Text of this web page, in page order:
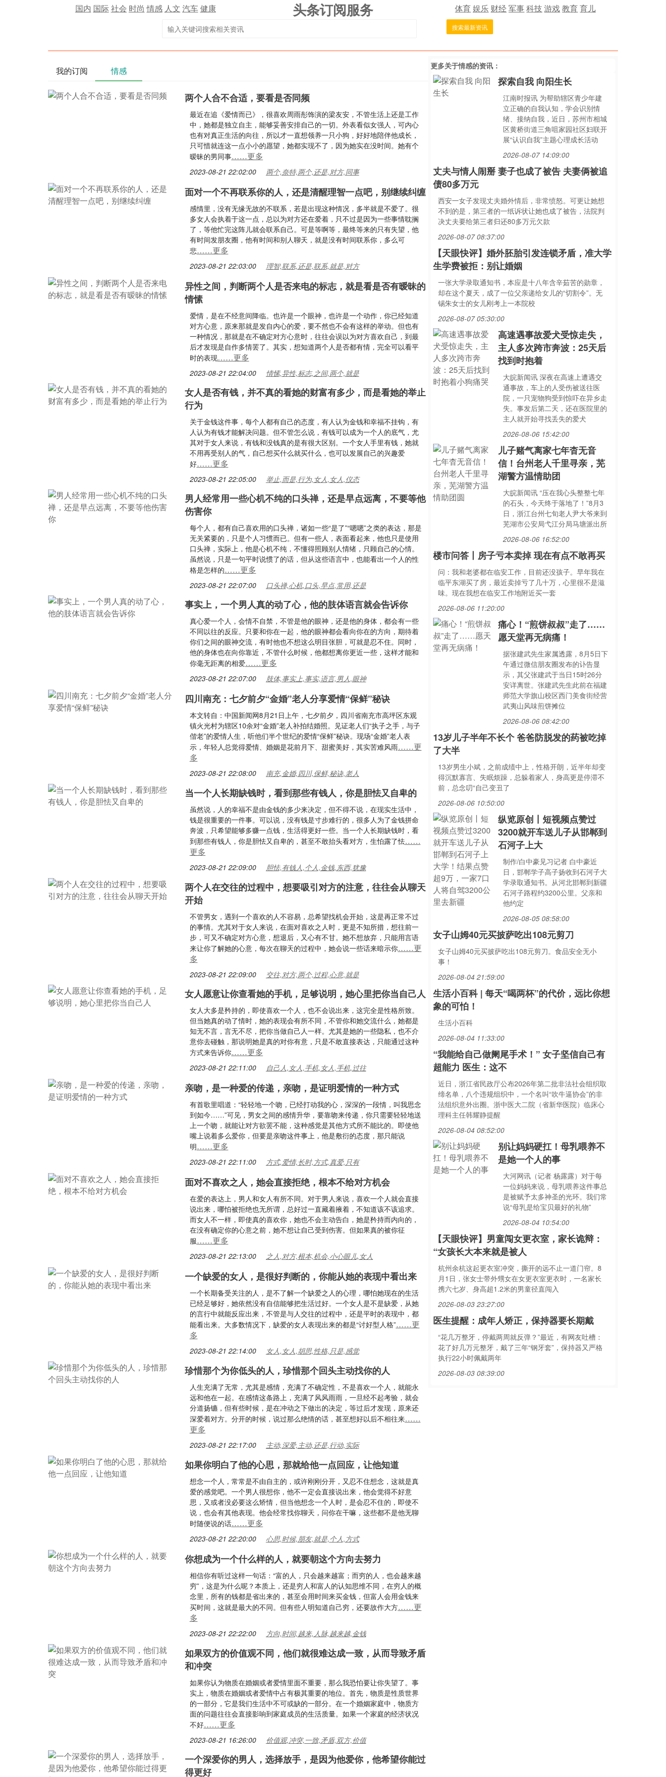
国内 国际社会 时尚 情感 人文 汽车健康 头条订阅服务 体育娱乐 财经军事科技游戏教育育儿
搜索最新资讯
我的订阅 情感
两个人合不合适，要看是否同频
最近在追《爱情而已》，很喜欢周雨彤饰演的梁友安，不管生活上还是工作
中，她都是独立自主，能够妥善安排自己的一切。外表看似女强人，可内心
也有对真正生活的向往，所以才一直想领养一只小狗，好好地陪伴他成长，
只可惜就连这一点小小的愿望，她都实现不了，因为她实在没时间。她有个
暧昧的男同事……更多
2023-08-21 22:02:00 两个,奈特,两个,还是,对方,同事
面对一个不再联系你的人，还是清醒理智一点吧，别继续纠缠
感情里，没有无缘无故的不联系，若是出现这种情况，多半就是不爱了。很
多女人会执着于这一点，总以为对方还在爱着，只不过是因为一些事情耽搁
了，等他忙完这阵儿就会联系自己。可是等啊等，最终等来的只有失望，他
有时间发朋友圈，他有时间和别人聊天，就是没有时间联系你，多么可
悲……更多
2023-08-21 22:03:00 理智,联系,还是,联系,就是,对方
异性之间，判断两个人是否来电的标志，就是看是否有暧昧的
情愫
爱情，是在不经意间降临。也许是一个眼神，也许是一个动作，你已经知道
对方心意，原来那就是发自内心的爱，要不然也不会有这样的举动。但也有
一种情况，那就是在不确定对方心意时，往往会误以为对方喜欢自己，到最
后才发现是自作多情罢了。其实，想知道两个人是否都有情，完全可以看平
时的表现……更多
2023-08-21 22:04:00 情愫,异性,标志,之间,两个,就是
女人是否有钱，并不真的看她的财富有多少，而是看她的举止
行为
关于金钱这件事，每个人都有自己的态度，有人认为金钱和幸福不挂钩，有
人认为有钱才能解决问题。但不管怎么说，有钱可以成为一个人的底气，尤
其对于女人来说，有钱和没钱真的是有很大区别。一个女人手里有钱，她就
不用再受别人的气，自己想买什么就买什么，也可以发展自己的兴趣爱
好……更多
2023-08-21 22:05:00 举止,而是,行为,女人,女人,仪态
男人经常用一些心机不纯的口头禅，还是早点远离，不要等他
伤害你
每个人，都有自己喜欢用的口头禅，诸如一些“是了”“嗯嗯”之类的表达，那是
无关紧要的，只是个人习惯而已。但有一些人，表面看起来，他也只是使用
口头禅，实际上，他是心机不纯，不懂得照顾别人情绪，只顾自己的心情。
虽然说，只是一句平时说惯了的话，但从这些语言中，也能看出一个人的性
格是怎样的……更多
2023-08-21 22:07:00 口头禅,心机,口头,早点,常用,还是
事实上，一个男人真的动了心，他的肢体语言就会告诉你
真心爱一个人，会情不自禁，不管是他的眼神，还是他的身体，都会有一些
不同以往的反应。只要和你在一起，他的眼神都会看向你在的方向，期待着
你们之间的眼神交流，有时他也不想这么明目张胆，可就是忍不住。同时，
他的身体也在向你靠近，不管什么时候，他都想离你更近一些，这样才能和
你毫无距离的相爱……更多
2023-08-21 22:07:00 肢体,事实上,事实,语言,男人,眼神
四川南充：七夕前夕“金婚”老人分享爱情“保鲜”秘诀
本文转自：中国新闻网8月21日上午，七夕前夕，四川省南充市高坪区东观
镇火光村为辖区10余对“金婚”老人补拍结婚照。见证老人们“执子之手，与子
偕老”的爱情人生，听他们半个世纪的爱情“保鲜”秘诀。现场“金婚”老人表
示，年轻人总觉得爱情、婚姻是花前月下、甜蜜美好，其实苦难风雨……更
多
2023-08-21 22:08:00 南充,金婚,四川,保鲜,秘诀,老人
当一个人长期缺钱时，看到那些有钱人，你是胆怯又自卑的
虽然说，人的幸福不是由金钱的多少来决定，但不得不说，在现实生活中，
钱是很重要的一件事。可以说，没有钱是寸步难行的，很多人为了金钱拼命
奔波，只希望能够多赚一点钱，生活得更好一些。当一个人长期缺钱时，看
到那些有钱人，你是胆怯又自卑的，甚至不敢抬头看对方，生怕露了怯……
更多
2023-08-21 22:09:00 胆怯,有钱人,个人,金钱,东西,犹豫
两个人在交往的过程中，想要吸引对方的注意，往往会从聊天
开始
不管男女，遇到一个喜欢的人不容易，总希望找机会开始，这是再正常不过
的事情。尤其对于女人来说，在面对喜欢之人时，更是不知所措，想往前一
步，可又不确定对方心意，想退后，又心有不甘。她不想放弃，只能用言语
来让你了解她的心意，每次在聊天的过程中，她会说一些话来暗示你……更
多
2023-08-21 22:09:00 交往,对方,两个,过程,心意,就是
女人愿意让你查看她的手机，足够说明，她心里把你当自己人
女人大多是矜持的，即使喜欢一个人，也不会说出来，这完全是性格所致。
但当她真的动了情时，她的表现会有所不同，不管你和她交流什么，她都是
知无不言，言无不尽，把你当做自己人一样。尤其是她的一些隐私，也不介
意你去碰触，那说明她是真的对你有意，只是不敢直接表达，只能通过这种
方式来告诉你……更多
2023-08-21 22:11:00 自己人,女人,手机,女人,手机,过往
亲吻，是一种爱的传递，亲吻，是证明爱情的一种方式
有首歌里唱道：“轻轻地一个吻，已经打动我的心，深深的一段情，叫我思念
到如今……”可见，男女之间的感情升华，要靠吻来传递，你只需要轻轻地送
上一个吻，就能让对方欲罢不能，这种感觉是其他方式所不能比的。即使他
嘴上说着多么爱你，但要是亲吻这件事上，他是敷衍的态度，那只能说
明……更多
2023-08-21 22:11:00 方式,爱情,长时,方式,真爱,只有
面对不喜欢之人，她会直接拒绝，根本不给对方机会
在爱的表达上，男人和女人有所不同。对于男人来说，喜欢一个人就会直接
说出来，哪怕被拒绝也无所谓，总好过一直藏着掖着，不知道该不该追求。
而女人不一样，即使真的喜欢你，她也不会主动告白，她是矜持而内向的，
在没有确定你的心意之前，她不想让自己受到伤害。但如果真的被你征
服……更多
2023-08-21 22:13:00 之人,对方,根本,机会,小心眼儿,女人
一个缺爱的女人，是很好判断的，你能从她的表现中看出来
一个长期备受关注的人，是不了解一个缺爱之人的心理，哪怕她现在的生活
已经足够好，她依然没有自信能够把生活过好。一个女人是不是缺爱，从她
的言行中就能反应出来，不管是与人交往的过程中，还是平时的表现中，都
能看出来。大多数情况下，缺爱的女人表现出来的都是“讨好型人格”……更
多
2023-08-21 22:14:00 女人,女人,胡思,性格,只是,感觉
珍惜那个为你低头的人，珍惜那个回头主动找你的人
人生充满了无常，尤其是感情，充满了不确定性，不是喜欢一个人，就能永
远和他在一起。在感情这条路上，充满了风风雨雨，一旦经不起考验，就会
分道扬镳，但有些时候，是在冲动之下做出的决定，等过后才发现，原来还
深爱着对方。分开的时候，说过那么绝情的话，甚至想好以后不相往来……
更多
2023-08-21 22:17:00 主动,深爱,主动,还是,行动,实际
如果你明白了他的心思，那就给他一点回应，让他知道
想念一个人，常常是不由自主的，或许刚刚分开，又忍不住想念，这就是真
爱的感觉吧。一个男人很想你，他不一定会直接说出来，他会觉得不好意
思，又或者没必要这么矫情，但当他想念一个人时，是会忍不住的，即使不
说，也会有其他表现。他会经常找你聊天，问你在干嘛，这些都不是他无聊
时随便说的话……更多
2023-08-21 22:20:00 心思,时候,朋友,就是,个人,方式
你想成为一个什么样的人，就要朝这个方向去努力
相信你有听过这样一句话：“富的人，只会越来越富；而穷的人，也会越来越
穷”，这是为什么呢？本质上，还是穷人和富人的认知思维不同，在穷人的概
念里，所有的钱都是省出来的，甚至会用时间来买金钱，但富人会用金钱来
买时间，这就是最大的不同。但有些人明知道自己穷，还要故作大方……更
多
2023-08-21 22:22:00 方向,时间,越来,人脉,越来越,金钱
如果双方的价值观不同，他们就很难达成一致，从而导致矛盾
和冲突
如果你认为物质在婚姻或者爱情里面不重要，那么我恐怕要让你失望了。事
实上，物质在婚姻或者爱情中占有极其重要的地位。首先，物质是性质世界
的一部分，它是我们生活中不可或缺的一部分。在一个婚姻家庭中，物质方
面的问题往往会直接影响到家庭成员的生活质量。如果一个家庭的经济状况
不好……更多
2023-08-21 16:26:00 价值观,冲突,一致,矛盾,双方,价值
一个深爱你的男人，选择放手，是因为他爱你，他希望你能过
得更好
更多关于情感的资讯：
探索自我 向阳生长
江南时报讯 为帮助辖区青少年建
立正确的自我认知，学会识别情
绪、接纳自我，近日，苏州市相城
区黄桥街道三角咀家园社区妇联开
展“认识自我”主题心理成长活动
2026-08-07 14:09:00
丈夫与情人闹掰 妻子也成了被告 夫妻俩被追
债80多万元
西安一女子发现丈夫婚外情后，非常愤怒。可更让她想
不到的是，第三者的一纸诉状让她也成了被告，法院判
决丈夫要给第三者归还80多万元欠款
2026-08-07 08:37:00
【天眼快评】婚外胚胎引发连锁矛盾，准大学
生学费被拒：别让婚姻
一张大学录取通知书，本应是十八年含辛茹苦的勋章，
却在这个夏天，成了一位父亲递给女儿的“切割令”。无
锡朱女士的女儿刚考上一本院校
2026-08-07 05:30:00
高速遇事故爱犬受惊走失，
主人多次跨市奔波：25天后
找到时抱着
大皖新闻讯 深夜在高速上遭遇交
通事故，车上的人受伤被送往医
院，一只宠物狗受到惊吓在异乡走
失。事发后第二天，还在医院里的
主人就开始寻找丢失的爱犬
2026-08-06 15:42:00
儿子赌气离家七年杳无音
信！台州老人千里寻亲，芜
湖警方温情助团
大皖新闻讯 “压在我心头整整七年
的石头，今天终于落地了！”8月3
日，浙江台州七旬老人尹大爷来到
芜湖市公安局弋江分局马塘派出所
2026-08-06 16:52:00
楼市问答丨房子亏本卖掉 现在有点不敢再买
问：我和老婆都在临安工作，目前还没孩子。早年我在
临平东湖买了房，最近卖掉亏了几十万，心里很不是滋
味。现在我想在临安工作地附近买一套
2026-08-06 11:20:00
痛心！“煎饼叔叔”走了……
愿天堂再无病痛！
据张建武先生家属透露，8月5日下
午通过微信朋友圈发布的讣告显
示，其父张建武于当日15时26分
安详离世。张建武先生此前在福建
师范大学旗山校区西门美食街经营
武夷山风味煎饼摊位
2026-08-06 08:42:00
13岁儿子半年不长个 爸爸防脱发的药被吃掉
了大半
13岁男生小斌，之前成绩中上，性格开朗，近半年却变
得沉默寡言、失眠烦躁，总躲着家人，身高更是停滞不
前，总念叨“自己变丑了
2026-08-06 10:50:00
纵览原创丨短视频点赞过
3200就开车送儿子从邯郸到
石河子上大
制作/白中豪见习记者 白中豪近
日，邯郸学子高子扬收到石河子大
学录取通知书。从河北邯郸到新疆
石河子路程约3200公里。父亲和
他约定
2026-08-05 08:58:00
女子山姆40元买披萨吃出108元剪刀
女子山姆40元买披萨吃出108元剪刀。食品安全无小
事！
2026-08-04 21:59:00
生活小百科 | 每天“喝两杯”的代价，远比你想
象的可怕！
生活小百科
2026-08-04 11:33:00
“我能给自己做阑尾手术！” 女子坚信自己有
超能力 医生：这不
近日，浙江省民政厅公布2026年第二批非法社会组织取
缔名单，八个违规组织中，一个名叫“吹牛逼协会”的非
法组织意外出圈。浙中医大二院（省新华医院）临床心
理科主任韩耀静提醒
2026-08-04 08:52:00
别让妈妈硬扛！母乳喂养不
是她一个人的事
大河网讯（记者 杨露露）对于每
一位妈妈来说，母乳喂养这件事总
是被赋予太多神圣的光环。我们常
说“母乳是给宝贝最好的礼物”
2026-08-04 10:54:00
【天眼快评】男童闯女更衣室，家长诡辩：
“女孩长大本来就是被人
杭州余杭这起更衣室冲突，撕开的远不止一道门帘。8
月1日，张女士带外甥女在女更衣室更衣时，一名家长
携六七岁、身高超1.2米的男童径直闯入
2026-08-03 23:27:00
医生提醒：成年人矫正，保持器要长期戴
“花几万整牙，停戴两周就反弹？”最近，有网友吐槽：
花了好几万元整牙，戴了三年“钢牙套”，保持器又严格
执行22小时佩戴两年
2026-08-03 08:39:00